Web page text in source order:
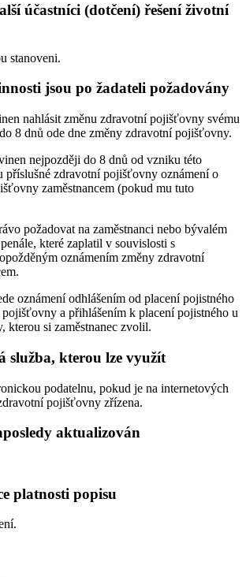
účastníci (dotčení) řešení životní
stanoveni.
jsou po žadateli požadovány
nahlásit změnu zdravotní pojišťovny svému
8 dnů ode dne změny zdravotní pojišťovny.
nejpozději do 8 dnů od vzniku této
příslušné zdravotní pojišťovny oznámení o
zaměstnancem (pokud mu tuto
požadovat na zaměstnanci nebo bývalém
které zaplatil v souvislosti s
oznámením změny zdravotní
oznámení odhlášením od placení pojistného
a přihlášením k placení pojistného u
kterou si zaměstnanec zvolil.
služba, kterou lze využít
podatelnu, pokud je na internetových
pojišťovny zřízena.
aktualizován
platnosti popisu